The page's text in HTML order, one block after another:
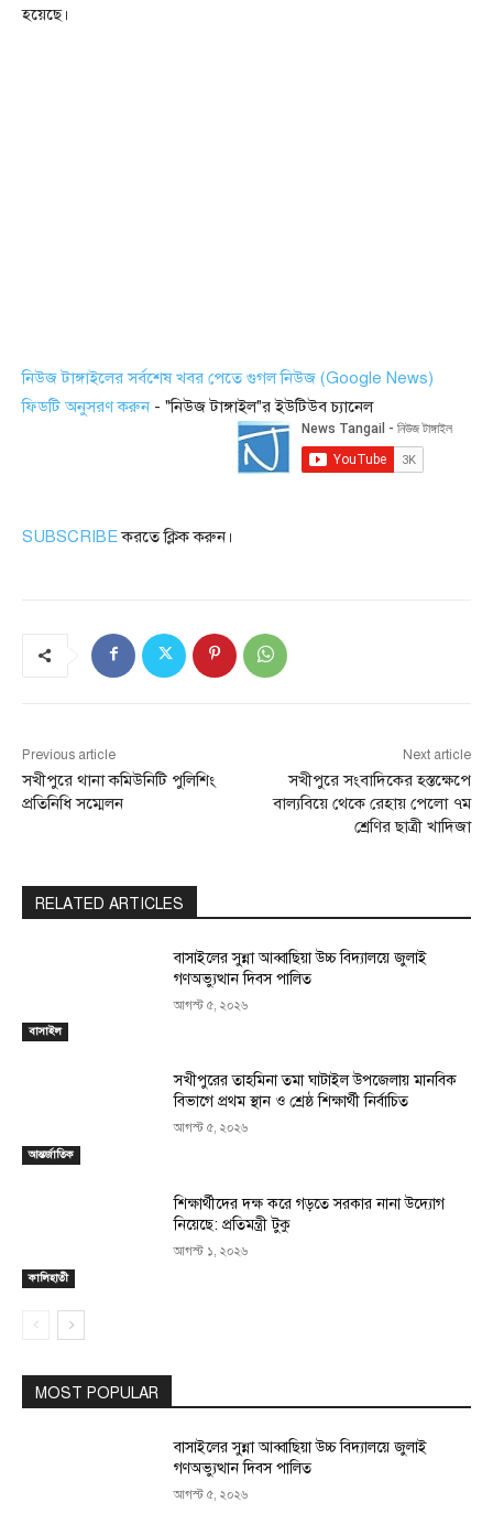
হয়েছে।
নিউজ টাঙ্গাইলের সর্বশেষ খবর পেতে গুগল নিউজ (Google News)
ফিডটি অনুসরণ করুন - "নিউজ টাঙ্গাইল"র ইউটিউব চ্যানেল
SUBSCRIBEকরতে ক্লিক করুন।
Previous article
সখীপুরে থানা কমিউনিটি পুলিশিং
প্রতিনিধি সম্মেলন
Next article
সখীপুরে সংবাদিকের হস্তক্ষেপে
বাল্যবিয়ে থেকে রেহায় পেলো ৭ম
শ্রেণির ছাত্রী খাদিজা
RELATED ARTICLES
বাসাইল
বাসাইলের সুন্না আব্বাছিয়া উচ্চ বিদ্যালয়ে জুলাই
গণঅভ্যুত্থান দিবস পালিত
আগস্ট ৫, ২০২৬
আন্তর্জাতিক
সখীপুরের তাহমিনা তমা ঘাটাইল উপজেলায় মানবিক
বিভাগে প্রথম স্থান ও শ্রেষ্ঠ শিক্ষার্থী নির্বাচিত
আগস্ট ৫, ২০২৬
কালিহাতী
শিক্ষার্থীদের দক্ষ করে গড়তে সরকার নানা উদ্যোগ
নিয়েছে: প্রতিমন্ত্রী টুকু
আগস্ট ১, ২০২৬
MOST POPULAR
বাসাইলের সুন্না আব্বাছিয়া উচ্চ বিদ্যালয়ে জুলাই
গণঅভ্যুত্থান দিবস পালিত
আগস্ট ৫, ২০২৬